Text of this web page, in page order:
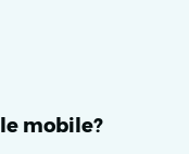
mobile?